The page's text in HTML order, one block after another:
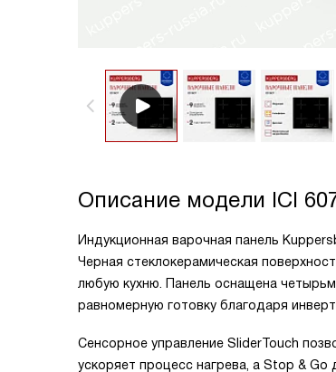
Описание модели ICI
Индукционная варочная панель
Черная стеклокерамическая
любую кухню. Панель оснащена
равномерную готовку благодаря
Сенсорное управление SliderTouch
ускоряет процесс нагрева, а Stop &